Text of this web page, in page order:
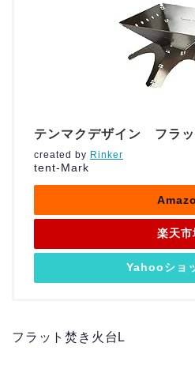
テンマクデザイン フラッ
created by Rinker
tent-Mark
楽天市
Yahooショ
フラット焚き火台L